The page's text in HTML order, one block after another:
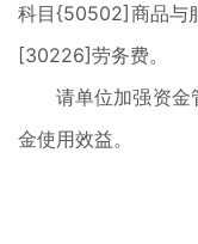
科目{50502]商品与
[30226]劳务费。
请单位加强资金
金使用效益。